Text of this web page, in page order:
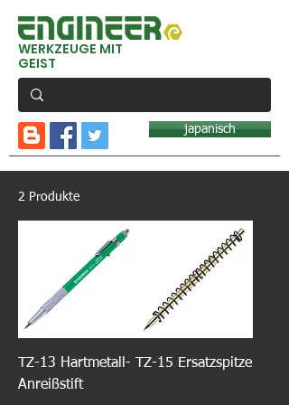
WERKZEUGE MIT
GEIST
japanisch
2 Produkte
TZ-13 Hartmetall-
Anreißstift
TZ-15 Ersatzspitze